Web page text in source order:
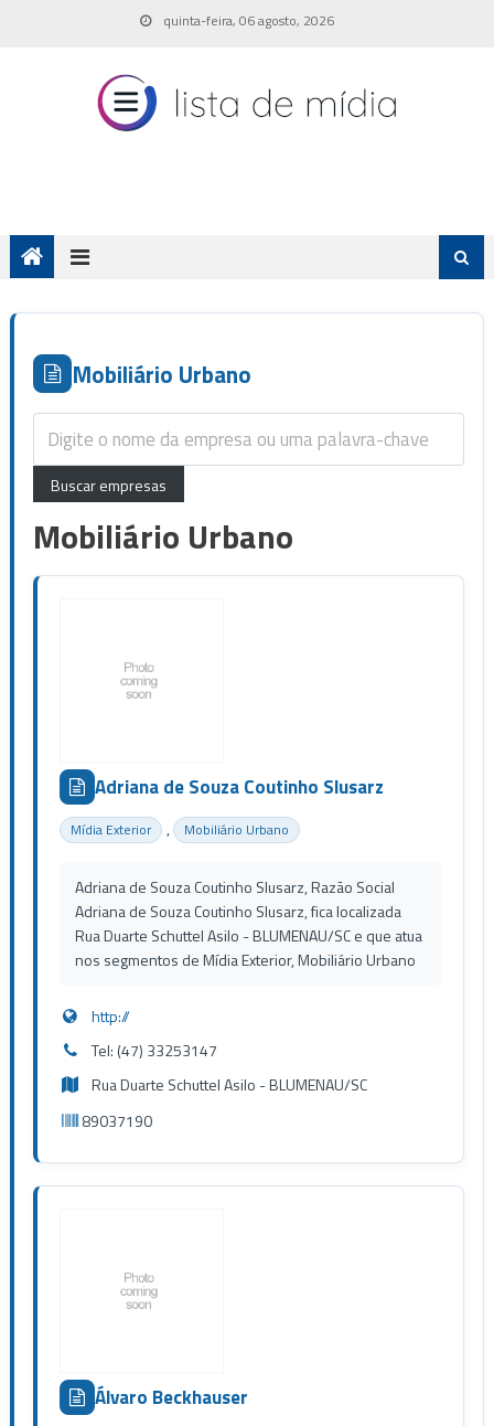
quinta-feira, 06 agosto, 2026
Mobiliário Urbano
Mobiliário Urbano
Adriana de Souza Coutinho Slusarz
Mídia Exterior , Mobiliário Urbano
Adriana de Souza Coutinho Slusarz, Razão Social
Adriana de Souza Coutinho Slusarz, fica localizada
Rua Duarte Schuttel Asilo - BLUMENAU/SC e que atua
nos segmentos de Mídia Exterior, Mobiliário Urbano
http://
Tel: (47) 33253147
Rua Duarte Schuttel Asilo - BLUMENAU/SC
89037190
Álvaro Beckhauser